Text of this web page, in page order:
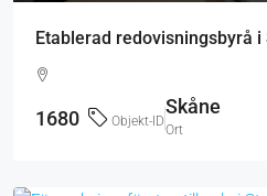
Etablerad redovisningsbyrå i
1680 Objekt-ID
Skåne
Ort